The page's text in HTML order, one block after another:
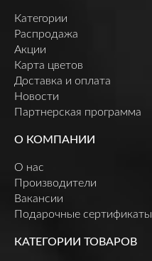
Категории
Распродажа
Акции
Карта цветов
Доставка и оплата
Новости
Партнерская программа
О КОМПАНИИ
О нас
Производители
Вакансии
Подарочные сертификаты
КАТЕГОРИИ ТОВАРОВ